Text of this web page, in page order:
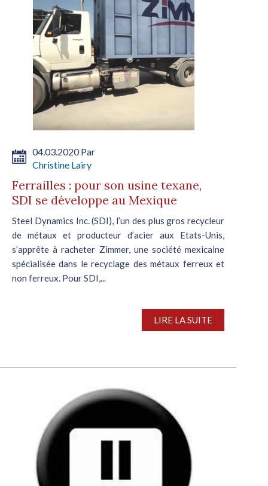
04.03.2020 Par
Christine Lairy
Ferrailles : pour son usine texane,
SDI se développe au Mexique
Steel Dynamics Inc. (SDI), l’un des plus gros recycleur
de métaux et producteur d’acier aux Etats-Unis,
s’apprête à racheter Zimmer, une société mexicaine
spécialisée dans le recyclage des métaux ferreux et
non ferreux. Pour SDI,...
LIRE LA SUITE